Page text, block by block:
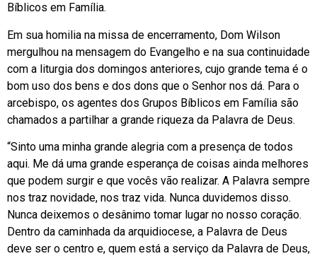
Bíblicos em Família.
Em sua homilia na missa de encerramento, Dom Wilson
mergulhou na mensagem do Evangelho e na sua continuidade
com a liturgia dos domingos anteriores, cujo grande tema é o
bom uso dos bens e dos dons que o Senhor nos dá. Para o
arcebispo, os agentes dos Grupos Bíblicos em Família são
chamados a partilhar a grande riqueza da Palavra de Deus.
“Sinto uma minha grande alegria com a presença de todos
aqui. Me dá uma grande esperança de coisas ainda melhores
que podem surgir e que vocês vão realizar. A Palavra sempre
nos traz novidade, nos traz vida. Nunca duvidemos disso.
Nunca deixemos o desânimo tomar lugar no nosso coração.
Dentro da caminhada da arquidiocese, a Palavra de Deus
deve ser o centro e, quem está a serviço da Palavra de Deus,